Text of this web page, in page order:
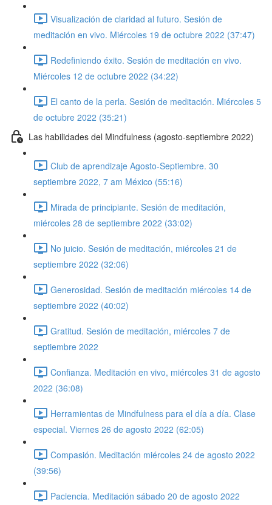
Visualización de claridad al futuro. Sesión de
meditación en vivo. Miércoles 19 de octubre 2022 (37:47)
Redefiniendo éxito. Sesión de meditación en vivo.
Miércoles 12 de octubre 2022 (34:22)
El canto de la perla. Sesión de meditación. Miércoles 5
de octubre 2022 (35:21)
Las habilidades del Mindfulness (agosto-septiembre 2022)
Club de aprendizaje Agosto-Septiembre. 30
septiembre 2022, 7 am México (55:16)
Mirada de principiante. Sesión de meditación,
miércoles 28 de septiembre 2022 (33:02)
No juicio. Sesión de meditación, miércoles 21 de
septiembre 2022 (32:06)
Generosidad. Sesión de meditación miércoles 14 de
septiembre 2022 (40:02)
Gratitud. Sesión de meditación, miércoles 7 de
septiembre 2022
Confianza. Meditación en vivo, miércoles 31 de agosto
2022 (36:08)
Herramientas de Mindfulness para el día a día. Clase
especial. Viernes 26 de agosto 2022 (62:05)
Compasión. Meditación miércoles 24 de agosto 2022
(39:56)
Paciencia. Meditación sábado 20 de agosto 2022